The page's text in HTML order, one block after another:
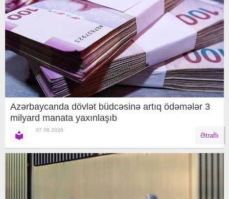
Azərbaycanda dövlət büdcəsinə artıq ödəmələr 3
milyard manata yaxınlaşıb
07.08.2026
Ətraflı